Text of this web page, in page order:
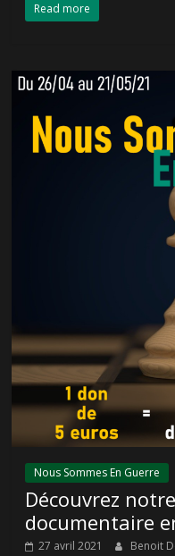
Read more
Nous Sommes En Guerre
Découvrez
documentaire
27 avril 2021 Benoit